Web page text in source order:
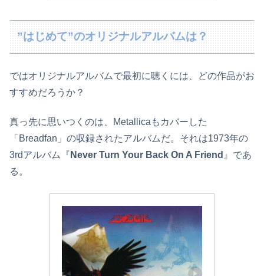
”はじめて”のオリジナルアルバムは？
ではオリジナルアルバムで最初に聴くには、どの作品がお
すすめだろうか？
真っ先に思いつくのは、Metallicaもカバーした
「Breadfan」の収録されたアルバムだ。それは1973年の
3rdアルバム『 Never Turn Your Back On A Friend 』であ
る。